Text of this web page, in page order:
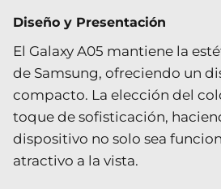
Diseño y Presentación
El Galaxy A05 mantiene la
de Samsung, ofreciendo un
compacto. La elección del
toque de sofisticación,
dispositivo no solo sea
atractivo a la vista.